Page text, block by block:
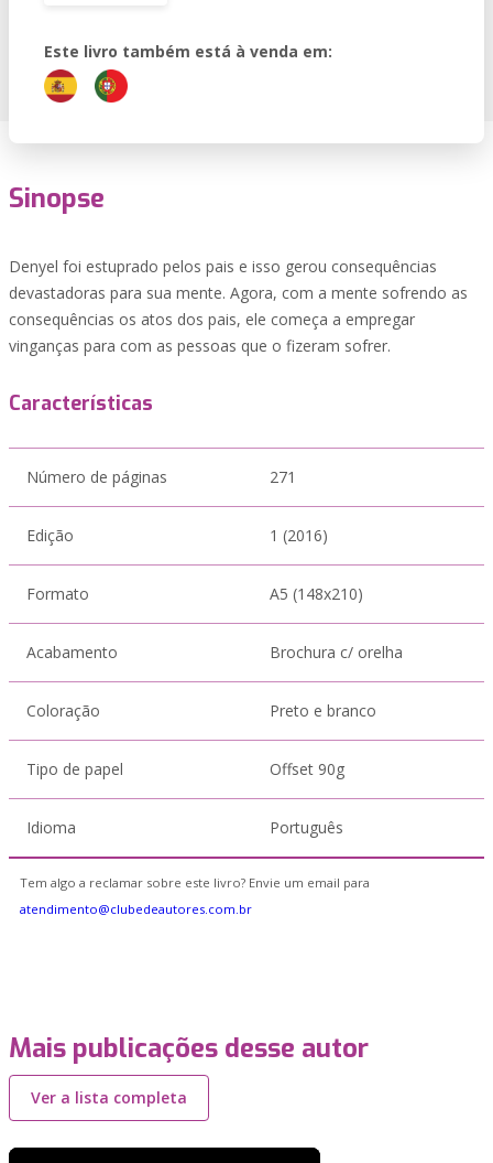
Este livro também está à venda em:
Sinopse
Denyel foi estuprado pelos pais e isso gerou consequências
devastadoras para sua mente. Agora, com a mente sofrendo as
consequências os atos dos pais, ele começa a empregar
vinganças para com as pessoas que o fizeram sofrer.
Características
Número de páginas 271
Edição 1 (2016)
Formato A5 (148x210)
Acabamento Brochura c/ orelha
Coloração Preto e branco
Tipo de papel Offset 90g
Idioma Português
Tem algo a reclamar sobre este livro? Envie um email para
atendimento@clubedeautores.com.br
Mais publicações desse autor
Ver a lista completa